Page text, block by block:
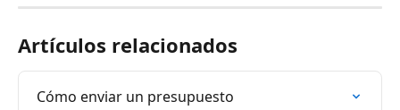
Artículos relacionados
Cómo enviar un presupuesto